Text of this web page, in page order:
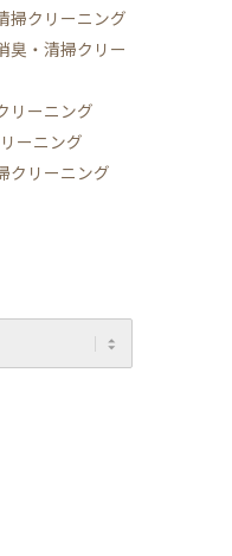
掃クリーニング
臭・清掃クリー
リーニング
ーニング
クリーニング